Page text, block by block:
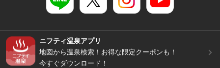
ニフティ温泉アプリ
地図から温泉検索！お得な限定クーポンも！
今すぐダウンロード！